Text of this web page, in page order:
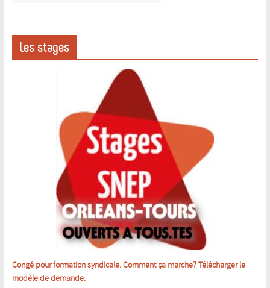
Les stages
Congé pour formation syndicale. Comment ça marche? Télécharger le
modèle de demande.